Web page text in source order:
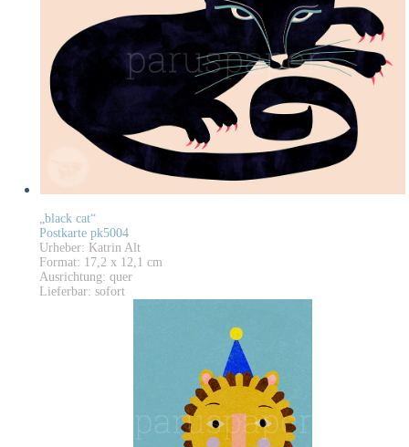
„black cat“
Postkarte pk5004
Urheber: Katrin Alt
Format: 17,2 x 12,1 cm
Ausrichtung: quer
Lieferbar: sofort